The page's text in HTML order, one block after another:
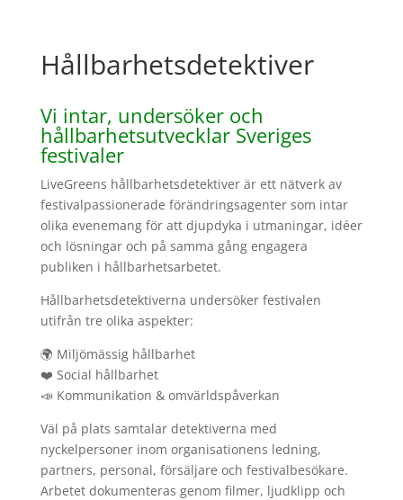
Hållbarhetsdetektiver
Vi intar, undersöker och
hållbarhetsutvecklar Sveriges
festivaler
LiveGreens hållbarhetsdetektiver är ett nätverk av
festivalpassionerade förändringsagenter som intar
olika evenemang för att djupdyka i utmaningar, idéer
och lösningar och på samma gång engagera
publiken i hållbarhetsarbetet.
Hållbarhetsdetektiverna undersöker festivalen
utifrån tre olika aspekter:
🌍 Miljömässig hållbarhet
❤️ Social hållbarhet
📣 Kommunikation & omvärldspåverkan
Väl på plats samtalar detektiverna med
nyckelpersoner inom organisationens ledning,
partners, personal, försäljare och festivalbesökare.
Arbetet dokumenteras genom filmer, ljudklipp och